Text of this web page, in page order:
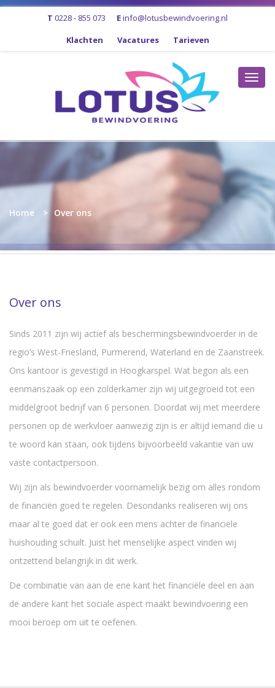
T 0228 - 855 073 Einfo@lotusbewindvoering.nl
Klachten
Vacatures Tarieven
Home Over ons
Over ons
Sinds 2011 zijn wij actief als beschermingsbewindvoerder in de
regio’s West-Friesland, Purmerend, Waterland en de Zaanstreek.
Ons kantoor is gevestigd in Hoogkarspel. Wat begon als een
eenmanszaak op een zolderkamer zijn wij uitgegroeid tot een
middelgroot bedrijf van 6 personen. Doordat wij met meerdere
personen op de werkvloer aanwezig zijn is er altijd iemand die u
te woord kan staan, ook tijdens bijvoorbeeld vakantie van uw
vaste contactpersoon.
Wij zijn als bewindvoerder voornamelijk bezig om alles rondom
de financiën goed te regelen. Desondanks realiseren wij ons
maar al te goed dat er ook een mens achter de financiële
huishouding schuilt. Juist het menselijke aspect vinden wij
ontzettend belangrijk in dit werk.
De combinatie van aan de ene kant het financiële deel en aan
de andere kant het sociale aspect maakt bewindvoering een
mooi beroep om uit te oefenen.